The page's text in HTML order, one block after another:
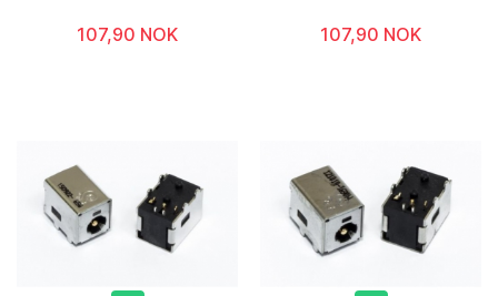
107,90 NOK 107,90 NOK